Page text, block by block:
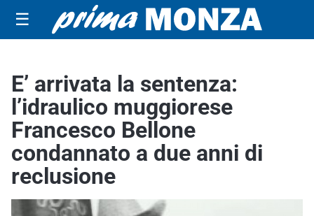
☰
E’ arrivata la sentenza:
l’idraulico muggiorese
Francesco Bellone
condannato a due anni di
reclusione